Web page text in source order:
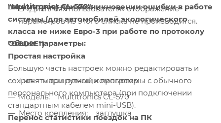
параметров) при возникновении ошибки в работе
системы (для автомобилей экологического
класса не ниже Евро-3 при работе по протоколу
"OBD2E").
Простая настройка
Большую часть настроек можно редактировать и
сохранять при помощи программы с обычного
персонального компьютера (при подключении
стандартным кабелем mini-USB).
Перенос статистики поездок на ПК
В «Дисплеях пользователя» отображение
параметров из этого списка не производится.
"Multitronics CL-570":
Общие параметры:
Тип: маршрутный компьютер
Модель: Multitronics CL-570
Место крепления: заглушка